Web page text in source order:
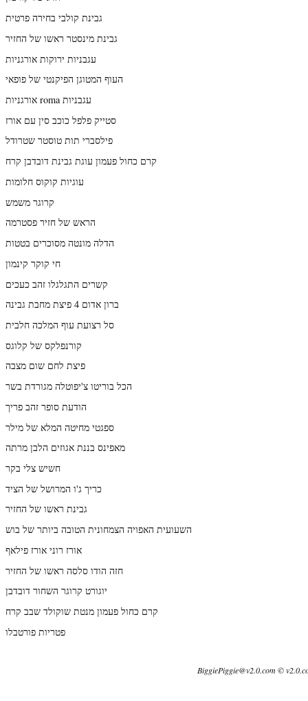
גבינת קולבי בחירה פרטית
גבינת מינסטר ראשו של החזיר
עגבניות ירוקות אורגניות
העוף המטוגן הפיקנטי של פופאי
אורגניות roma עגבניות
סטייק פלפל כוכב סין עם אורז
פילסברי תות טוסטר שטרודל
קרם כחול פעמון עוגת גבינת דובדבן קרח
עוגיות קוקוס חלומות
קרוגר משמש
הראש של חזיר פסטרמה
הדלה מונטה מסוכרים בטטות
חי קוקר קינמון
קשרים התגלגלו זהב כעכים
ברון אדום 4 פיצת מחבת גבינה
סל רצועת עוף המלכה חלבית
קורנפלקס של קלוגס
פיצת לחם שום מצבה
הכל בוריטו צ'יפוטלה מגורדת בשר
הודעת סופר זהב פריך
ספגטי מחיטה המלא של מילר
מאפינס בננת אגוזים הלבן מרתה
חשיש צלי בקר
כריך ג'ו המרושל של הציד
גבינת ראשו של החזיר
השעועית האפויה הצמחונית הטובה ביותר של בוש
אורז רוני אורז פילאף
חזה הודו סלסה ראשו של החזיר
יוגורט קרוגר השחור דובדבן
קרם כחול פעמון מנטת שוקולד שבב קרח
פטריות פורטבלו
BiggiePiggie@v2.0.com ©